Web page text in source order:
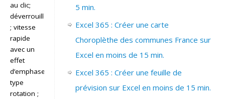
au clic;
déverrouillé
; vitesse
rapide
avec un
effet
d’emphase
type
rotation ;
5 min.
Excel 365 : Créer une carte
Choroplèthe des communes France sur
Excel en moins de 15 min.
Excel 365 : Créer une feuille de
prévision sur Excel en moins de 15 min.